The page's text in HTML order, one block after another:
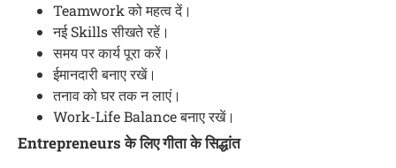
Teamwork को महत्व दें।
नई Skills सीखते रहें।
समय पर कार्य पूरा करें।
ईमानदारी बनाए रखें।
तनाव को घर तक न लाएं।
Work-Life Balance बनाए रखें।
Entrepreneurs के लिए गीता के सिद्धांत